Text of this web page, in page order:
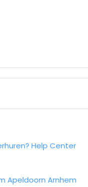
Help Center
Apeldoorn Arnhem